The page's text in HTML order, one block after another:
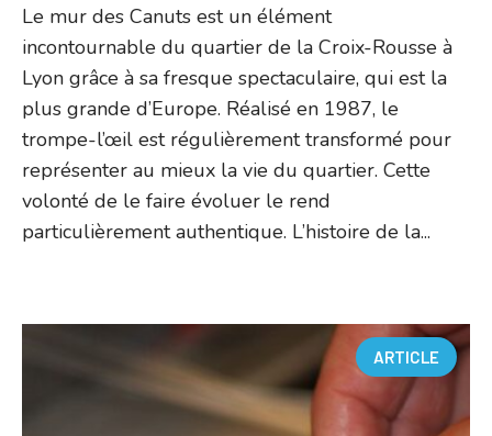
Le mur des Canuts est un élément
incontournable du quartier de la Croix-Rousse à
Lyon grâce à sa fresque spectaculaire, qui est la
plus grande d’Europe. Réalisé en 1987, le
trompe-l’œil est régulièrement transformé pour
représenter au mieux la vie du quartier. Cette
volonté de le faire évoluer le rend
particulièrement authentique. L’histoire de la...
ARTICLE